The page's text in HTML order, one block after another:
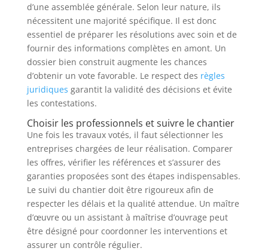
d’une assemblée générale. Selon leur nature, ils
nécessitent une majorité spécifique. Il est donc
essentiel de préparer les résolutions avec soin et de
fournir des informations complètes en amont. Un
dossier bien construit augmente les chances
d’obtenir un vote favorable. Le respect des règles
juridiques garantit la validité des décisions et évite
les contestations.
Choisir les professionnels et suivre le chantier
Une fois les travaux votés, il faut sélectionner les
entreprises chargées de leur réalisation. Comparer
les offres, vérifier les références et s’assurer des
garanties proposées sont des étapes indispensables.
Le suivi du chantier doit être rigoureux afin de
respecter les délais et la qualité attendue. Un maître
d’œuvre ou un assistant à maîtrise d’ouvrage peut
être désigné pour coordonner les interventions et
assurer un contrôle régulier.